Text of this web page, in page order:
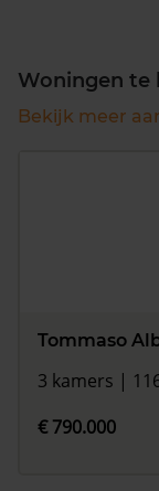
Woningen te
Bekijk meer
Tommaso
3 kamers |
€ 790.000